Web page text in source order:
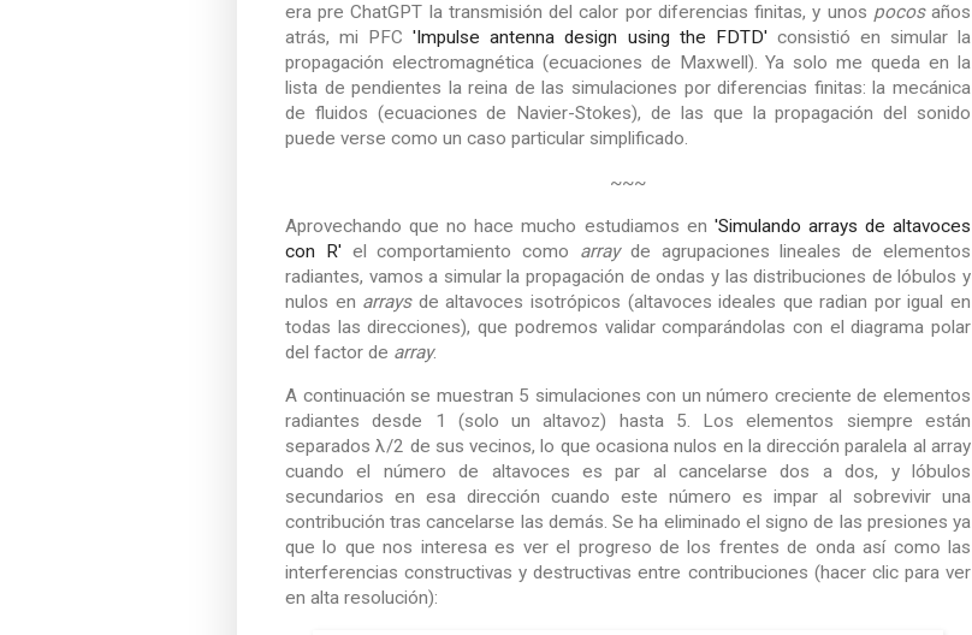
era pre ChatGPT la transmisión del calor por diferencias finitas, y unos pocosaños
atrás, mi PFC'Impulse antenna design using the FDTD'consistió en simular la
propagación electromagnética (ecuaciones de Maxwell). Ya solo me queda en la
lista de pendientes la reina de las simulaciones por diferencias finitas: la mecánica
de fluidos (ecuaciones de Navier-Stokes), de las que la propagación del sonido
puede verse como un caso particular simplificado.
~~~
Aprovechando que no hace mucho estudiamos en 'Simulando arrays de altavoces
con R'el comportamiento como arrayde agrupaciones lineales de elementos
radiantes, vamos a simular la propagación de ondas y las distribuciones de lóbulos y
nulos en arraysde altavoces isotrópicos (altavoces ideales que radian por igual en
todas las direcciones), que podremos validar comparándolas con el diagrama polar
del factor de array.
A continuación se muestran 5 simulaciones con un número creciente de elementos
radiantes desde 1 (solo un altavoz) hasta 5. Los elementos siempre están
separados λ/2 de sus vecinos, lo que ocasiona nulos en la dirección paralela al array
cuando el número de altavoces es par al cancelarse dos a dos, y lóbulos
secundarios en esa dirección cuando este número es impar al sobrevivir una
contribución tras cancelarse las demás. Se ha eliminado el signo de las presiones ya
que lo que nos interesa es ver el progreso de los frentes de onda así como las
interferencias constructivas y destructivas entre contribuciones (hacer clic para ver
en alta resolución):